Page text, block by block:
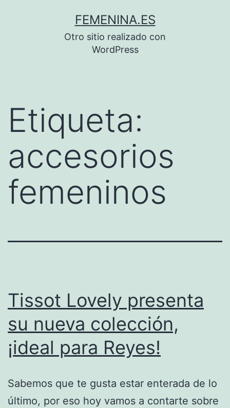
FEMENINA.ES
Otro sitio realizado con
WordPress
Etiqueta:
accesorios
femeninos
Tissot Lovely presenta
su nueva colección,
¡ideal para Reyes!
Sabemos que te gusta estar enterada de lo
último, por eso hoy vamos a contarte sobre